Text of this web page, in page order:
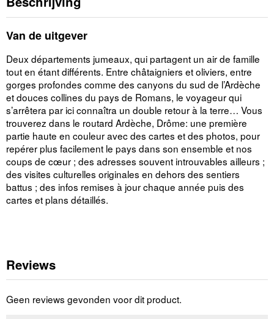
Van de uitgever
Deux départements jumeaux, qui partagent un air de famille
tout en étant différents. Entre châtaigniers et oliviers, entre
gorges profondes comme des canyons du sud de l’Ardèche
et douces collines du pays de Romans, le voyageur qui
s’arrêtera par ici connaîtra un double retour à la terre… Vous
trouverez dans le routard Ardèche, Drôme: une première
partie haute en couleur avec des cartes et des photos, pour
repérer plus facilement le pays dans son ensemble et nos
coups de cœur ; des adresses souvent introuvables ailleurs ;
des visites culturelles originales en dehors des sentiers
battus ; des infos remises à jour chaque année puis des
cartes et plans détaillés.
Reviews
Geen reviews gevonden voor dit product.